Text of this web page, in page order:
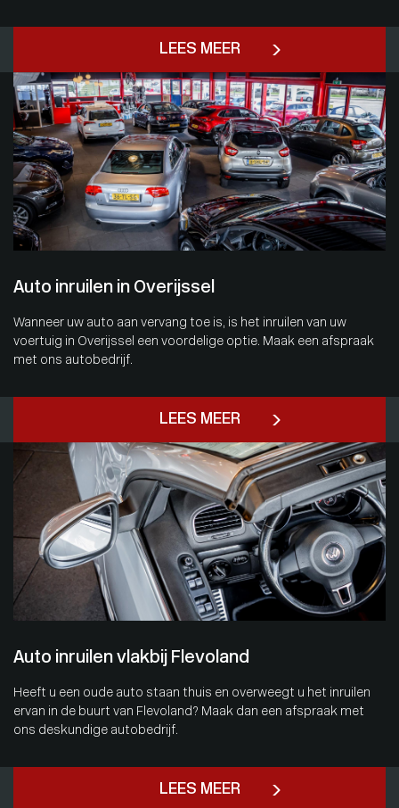
LEES MEER
Auto inruilen in Overijssel
Wanneer uw auto aan vervang toe is, is het inruilen van uw
voertuig in Overijssel een voordelige optie. Maak een afspraak
met ons autobedrijf.
LEES MEER
Auto inruilen vlakbij Flevoland
Heeft u een oude auto staan thuis en overweegt u het inruilen
ervan in de buurt van Flevoland? Maak dan een afspraak met
ons deskundige autobedrijf.
LEES MEER